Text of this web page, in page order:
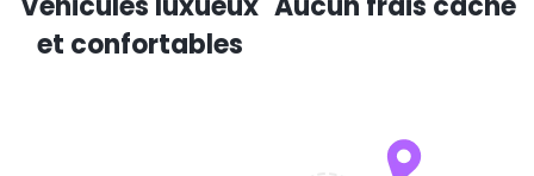
et confortables